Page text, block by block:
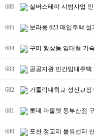
686 실버스테이 시범사업
685 보라동 623 매입주택 설
684 구미 황상동 임대형 기
683 공공지원 민간임대주
682 가톨릭대학교 성신교
681 롯데 아울렛 동부산점
680 포천 정교리 물류센터